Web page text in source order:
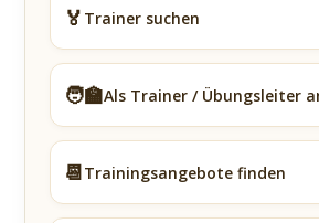
🏅 Trainer suchen
🧑‍🏫Als Trainer / Übungsleiter
📆Trainingsangebote finden